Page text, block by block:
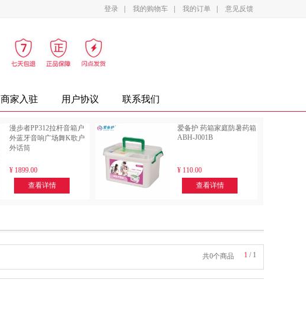
登录 我的购物车 我的订单 意见反馈
办公设备 摄影设备 家电 办公家具
商家入驻 用户协议 联系我们
漫步者PP312拉杆音箱户
外蓝牙音响广场舞K歌户
外话筒
¥ 1899.00
查看详情
爱备护 药箱家庭防暑药箱
ABH-J001B
¥ 110.00
查看详情
共0个商品 1 / 1